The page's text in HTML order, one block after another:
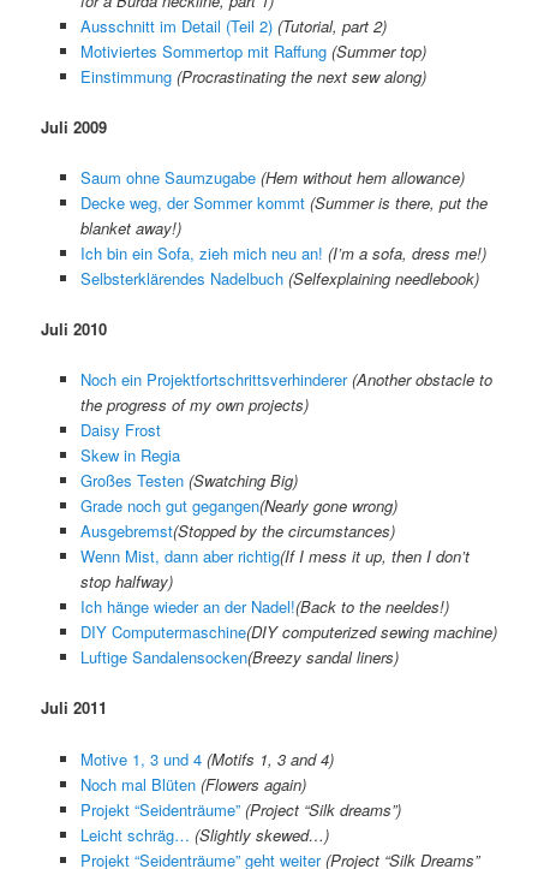
Ausschnitt im Detail (Teil 2) (Tutorial, part 2)
Motiviertes Sommertop mit Raffung (Summer top)
Einstimmung (Procrastinating the next sew along)
Juli 2009
Saum ohne Saumzugabe (Hem without hem allowance)
Decke weg, der Sommer kommt (Summer is there, put the
blanket away!)
Ich bin ein Sofa, zieh mich neu an! (I’m a sofa, dress me!)
Selbsterklärendes Nadelbuch (Selfexplaining needlebook)
Juli 2010
Noch ein Projektfortschrittsverhinderer(Another obstacle to
the progress of my own projects)
Daisy Frost
Skew in Regia
Großes Testen(Swatching Big)
Grade noch gut gegangen(Nearly gone wrong)
Ausgebremst(Stopped by the circumstances)
Wenn Mist, dann aber richtig(If I mess it up, then I don’t
stop halfway)
Ich hänge wieder an der Nadel!(Back to the neeldes!)
DIY Computermaschine(DIY computerized sewing machine)
Luftige Sandalensocken(Breezy sandal liners)
Juli 2011
Motive 1, 3 und 4 (Motifs 1, 3 and 4)
Noch mal Blüten (Flowers again)
Projekt “Seidenträume” (Project “Silk dreams”)
Leicht schräg… (Slightly skewed…)
Projekt “Seidenträume” geht weiter (Project “Silk Dreams”